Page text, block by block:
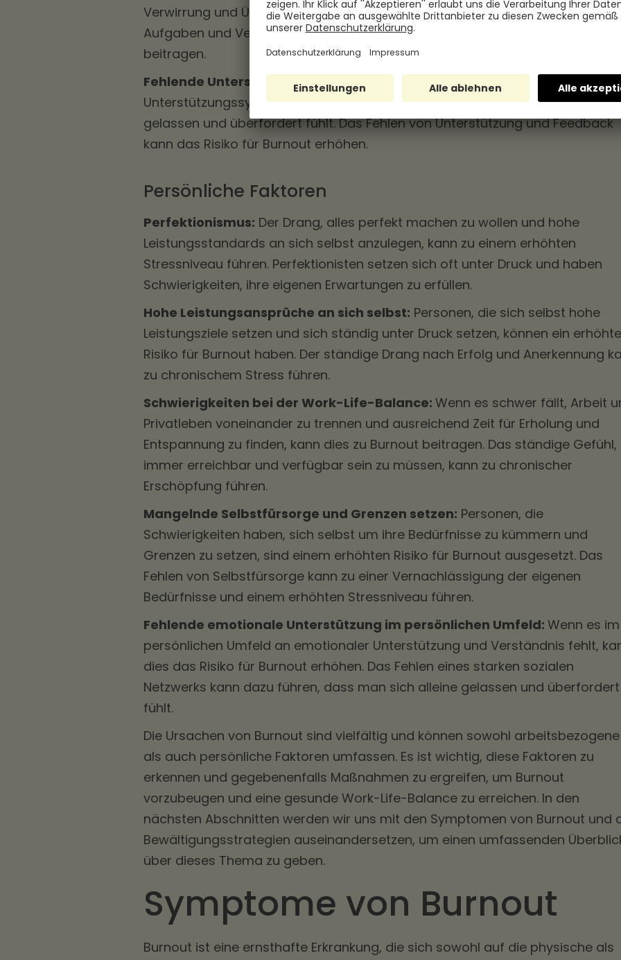
Verwirrung und Überforderung führen. Das Gefühl, nicht zu wissen, welche
Aufgaben und Verantwortlichkeiten einem zugeschrieben sind, kann zu
beitragen.
Fehlende Unterstützung vom Vorgesetzten oder Kollegen:
Ein fehlendes
Unterstützungssystem am Arbeitsplatz kann dazu führen, dass man sich
gelassen und überfordert fühlt. Das Fehlen von Unterstützung und Feedback
kann das Risiko für Burnout erhöhen.
Persönliche Faktoren
Perfektionismus: Der Drang, alles perfekt machen zu wollen und hohe
Leistungsstandards an sich selbst anzulegen, kann zu einem erhöhten
Stressniveau führen. Perfektionisten setzen sich oft unter Druck und haben
Schwierigkeiten, ihre eigenen Erwartungen zu erfüllen.
Hohe Leistungsansprüche an sich selbst: Personen, die sich selbst hohe
Leistungsziele setzen und sich ständig unter Druck setzen, können ein
Risiko für Burnout haben. Der ständige Drang nach Erfolg und Anerkennung
zu chronischem Stress führen.
Schwierigkeiten bei der Work-Life-Balance: Wenn es schwer fällt, Arbeit
Privatleben voneinander zu trennen und ausreichend Zeit für Erholung und
Entspannung zu finden, kann dies zu Burnout beitragen. Das ständige Gefühl,
immer erreichbar und verfügbar sein zu müssen, kann zu chronischer
Erschöpfung führen.
Mangelnde Selbstfürsorge und Grenzen setzen: Personen, die
Schwierigkeiten haben, sich selbst um ihre Bedürfnisse zu kümmern und
Grenzen zu setzen, sind einem erhöhten Risiko für Burnout ausgesetzt. Das
Fehlen von Selbstfürsorge kann zu einer Vernachlässigung der eigenen
Bedürfnisse und einem erhöhten Stressniveau führen.
Fehlende emotionale Unterstützung im persönlichen Umfeld: Wenn es im
persönlichen Umfeld an emotionaler Unterstützung und Verständnis fehlt,
dies das Risiko für Burnout erhöhen. Das Fehlen eines starken sozialen
Netzwerks kann dazu führen, dass man sich alleine gelassen und überfordert
fühlt.
Die Ursachen von Burnout sind vielfältig und können sowohl arbeitsbezogene
als auch persönliche Faktoren umfassen. Es ist wichtig, diese Faktoren zu
erkennen und gegebenenfalls Maßnahmen zu ergreifen, um Burnout
vorzubeugen und eine gesunde Work-Life-Balance zu erreichen. In den
nächsten Abschnitten werden wir uns mit den Symptomen von Burnout und
Bewältigungsstrategien auseinandersetzen, um einen umfassenden
über dieses Thema zu geben.
Symptome von Burnout
Burnout ist eine ernsthafte Erkrankung, die sich sowohl auf die physische als